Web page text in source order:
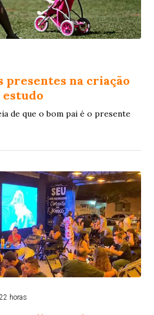
presentes na criação
estudo
de que o bom pai é o presente
horas